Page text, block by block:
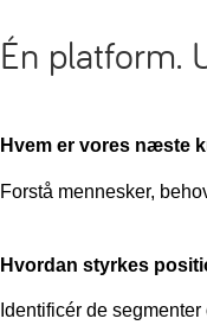
Én platform.
Hvem er vores næste
Forstå mennesker,
Hvordan styrkes
Identificér de